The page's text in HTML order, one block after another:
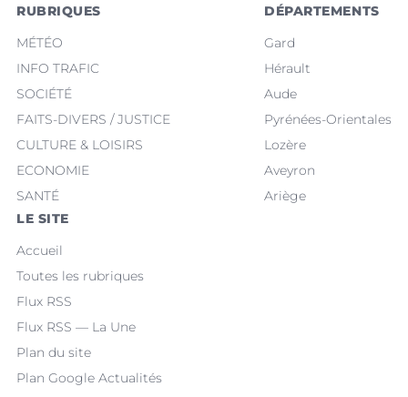
RUBRIQUES
MÉTÉO
INFO TRAFIC
SOCIÉTÉ
FAITS-DIVERS / JUSTICE
CULTURE & LOISIRS
ECONOMIE
SANTÉ
DÉPARTEMENTS
Gard
Hérault
Aude
Pyrénées-Orientales
Lozère
Aveyron
Ariège
LE SITE
Accueil
Toutes les rubriques
Flux RSS
Flux RSS — La Une
Plan du site
Plan Google Actualités